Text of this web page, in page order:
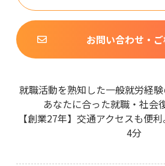
お問い合わせ・
就職活動を熟知した一般就労経験
あなたに合った就職・社会
【創業27年】交通アクセスも便
4分